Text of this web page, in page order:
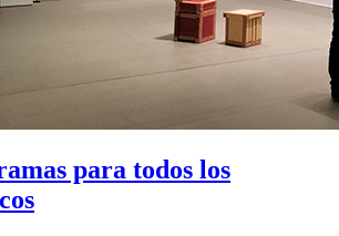
para todos los